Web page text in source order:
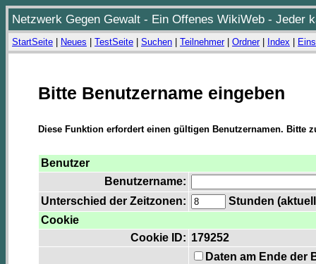
Netzwerk Gegen Gewalt - Ein Offenes WikiWeb - Jeder
StartSeite Neues TestSeite Suchen Teilnehmer| Ordner| Index
Bitte Benutzername eingeben
Diese Funktion erfordert einen gültigen Benutzernamen. Bitte
Benutzer
Benutzername:
Unterschied der Zeitzonen:
Stunden
Cookie
Cookie ID: 179252
Daten am Ende der